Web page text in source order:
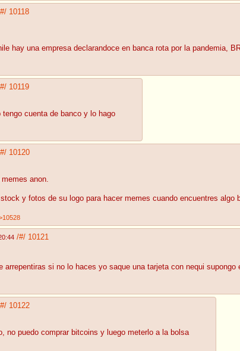
10118
hay una empresa declarandoce en banca rota por la pandemia,
10119
cuenta de banco y lo hago
10120
anon.
y fotos de su logo para hacer memes cuando encuentres algo
/#/ 10121
arrepentiras si no lo haces yo saque una tarjeta con nequi supongo
10122
no puedo comprar bitcoins y luego meterlo a la bolsa